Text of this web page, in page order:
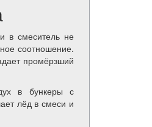
в смеситель не
соотношение.
промёрзший
в бункеры с
лёд в смеси и